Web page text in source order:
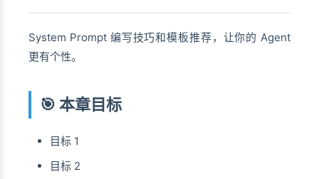
System Prompt 编写技巧和模板推荐，让你的 Agent
更有个性。
🎯 本章目标
目标 1
目标 2